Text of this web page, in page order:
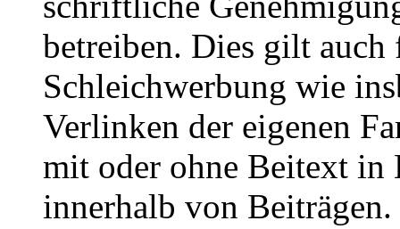
betreiben. Dies gilt auch
Schleichwerbung wie
Verlinken der eigenen
mit oder ohne Beitext in
innerhalb von Beiträgen.